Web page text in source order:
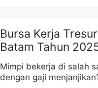
Bursa Kerja
Batam Tahun
Mimpi bekerja di salah
dengan gaji